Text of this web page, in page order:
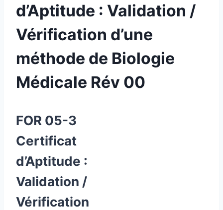
d’Aptitude : Validation /
Vérification d’une
méthode de Biologie
Médicale Rév 00
FOR 05-3
Certificat
d’Aptitude :
Validation /
Vérification